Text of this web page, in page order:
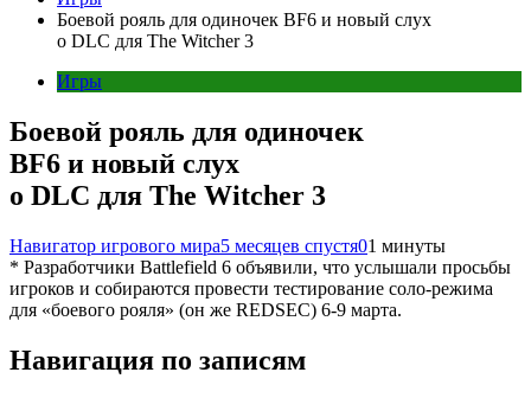
Боевой рояль для одиночек BF6 и новый слух
о DLC для The Witcher 3
Игры
Боевой рояль для одиночек
BF6 и новый слух
о DLC для The Witcher 3
Навигатор игрового мира5 месяцев спустя01 минуты
* Разработчики Battlefield 6 объявили, что услышали просьбы
игроков и собираются провести тестирование соло-режима
для «боевого рояля» (он же REDSEC) 6-9 марта.
Навигация по записям